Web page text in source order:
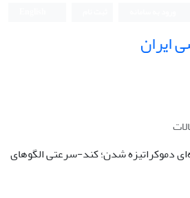
ایران
دموکراتیزه شدن؛ کند-سرعتی الگوهای